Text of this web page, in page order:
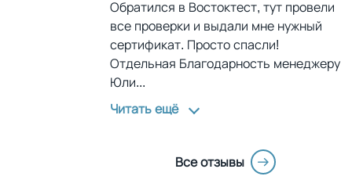
Обратился в Востоктест, тут провели
все проверки и выдали мне нужный
сертификат. Просто спасли!
Отдельная Благодарность менеджеру
Юли...
Читать ещё
Все отзывы